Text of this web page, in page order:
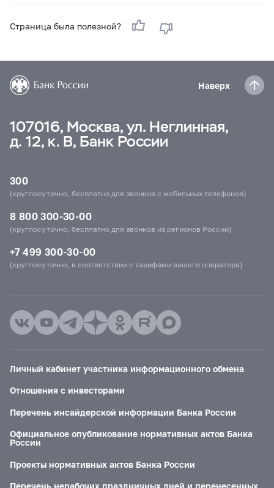
Страница была полезной?
Наверх
107016, Москва, ул. Неглинная,
д. 12, к. В, Банк России
300
(круглосуточно, бесплатно для звонков с мобильных телефонов)
8 800 300-30-00
(круглосуточно, бесплатно для звонков из регионов России)
+7 499 300-30-00
(круглосуточно, в соответствии с тарифами вашего оператора)
Личный кабинет участника информационного обмена
Отношения с инвесторами
Перечень инсайдерской информации Банка России
Официальное опубликование нормативных актов Банка
России
Проекты нормативных актов Банка России
Перечень нерабочих праздничных дней и перенесенных